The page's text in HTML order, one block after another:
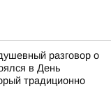
разговор о
в День
традиционно